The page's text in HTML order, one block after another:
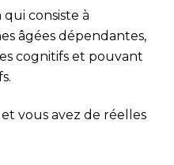
consiste à
âgées dépendantes,
cognitifs et pouvant
vous avez de réelles